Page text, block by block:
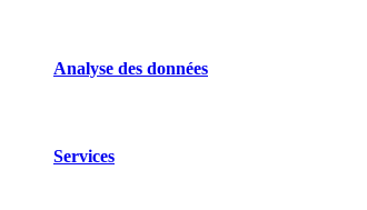
Analyse des données
Services